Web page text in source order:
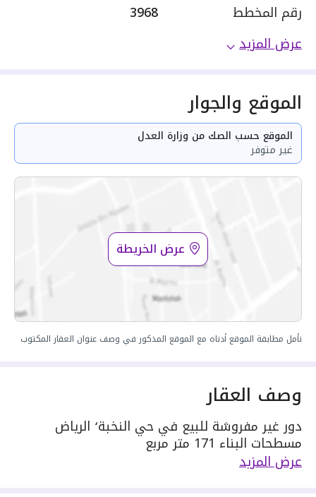
رقم المخطط
3968
عرض المزيد
الموقع والجوار
الموقع حسب الصك من وزارة العدل
غير متوفر
عرض الخريطة
نأمل مطابقة الموقع أدناه مع الموقع المذكور في وصف عنوان العقار المكتوب
وصف العقار
دور غير مفروشة للبيع في حي النخبة٬ الرياض
مسطحات البناء 171 متر مربع
دور العقار عُلوي
عرض المزيد